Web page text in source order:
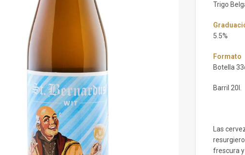
Trigo
5.5%
Formato
Botella
Barril 20l.
Las
frescura